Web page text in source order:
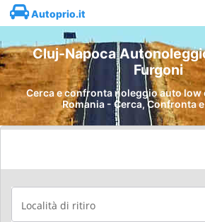
Autoprio.it
Cluj-Napoca
Furgoni
Cerca e confronta noleggio auto
Romania - Cerca, Confronta
Località di ritiro